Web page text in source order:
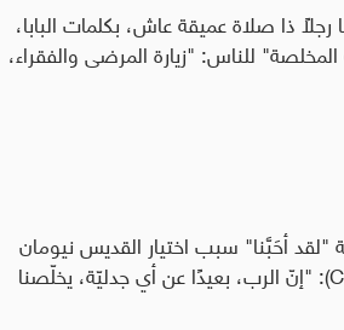
بندكتس السادس عشر طوباويًا عام 2010، مكرّمًا رجلاً ذا صلاة عميقة عاش، بكلمات البابا،
للناس: "زيارة المرضى والفقراء،
في رسالته العامة "لقد أحَبَّنا" سبب اختيار القديس نيومان
): "إنّ الرب، بعيدًا عن أي جدليّة، يخلّصنا